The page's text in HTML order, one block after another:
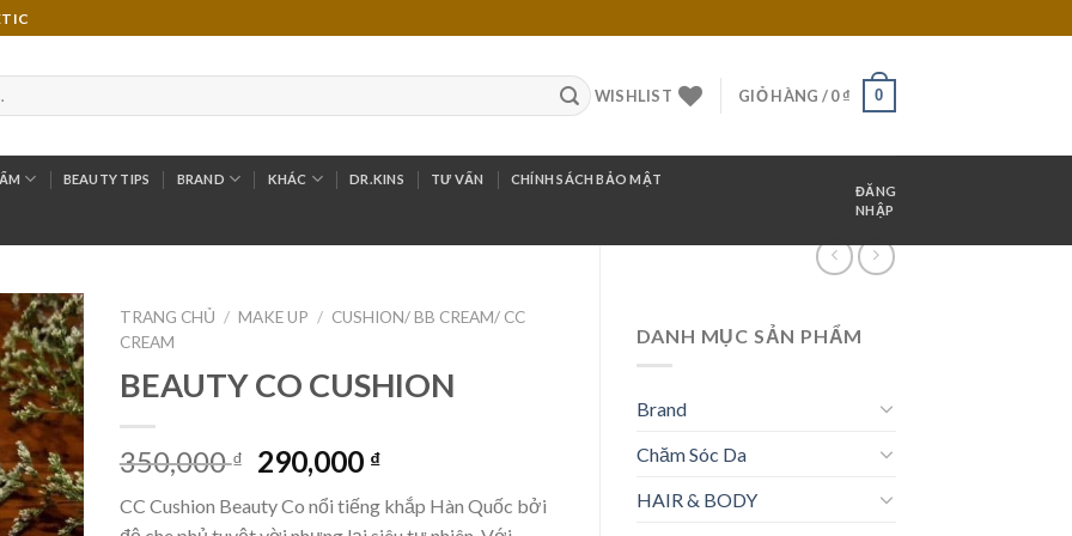
WISHLIST GIỎ HÀNG /0₫ 0
BEAUTY TIPS BRAND KHÁC DR.KINS TƯ VẤN CHÍNH SÁCH BẢO MẬT
ĐĂNG
NHẬP
DANH MỤC SẢN PHẨM
Brand
Chăm Sóc Da
HAIR & BODY
Add to
Wishlist
TRANG CHỦ / MAKE UP / CUSHION/ BB CREAM/ CC
CREAM
BEAUTY CO CUSHION
350,000₫ 290,000 ₫
CC Cushion Beauty Co nổi tiếng khắp Hàn Quốc bởi